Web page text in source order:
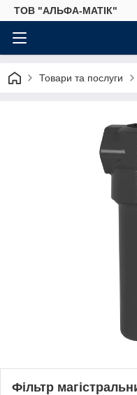
ТОВ "АЛЬФА-МАТІК"
Товари та послуги
Фільтр